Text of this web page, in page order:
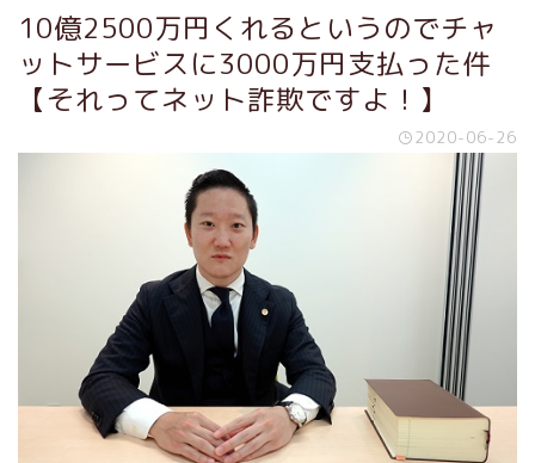
10億2500万円くれるというのでチャ
ットサービスに3000万円支払った件
【それってネット詐欺ですよ！】
2020-06-26